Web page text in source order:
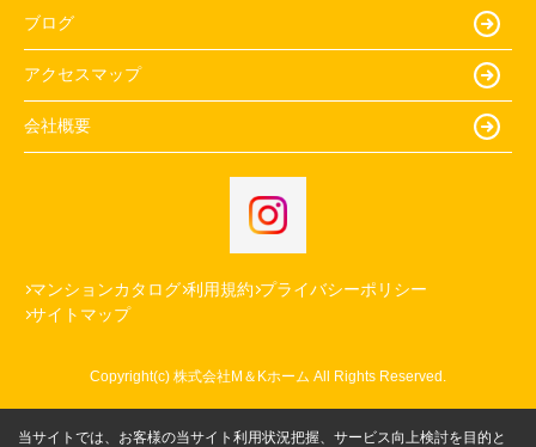
ブログ
アクセスマップ
会社概要
マンションカタログ 利用規約 プライバシーポリシー
サイトマップ
Copyright(c) 株式会社M＆Kホーム All Rights Reserved.
当サイトでは、お客様の当サイト利用状況把握、サービス向上検討を目的と